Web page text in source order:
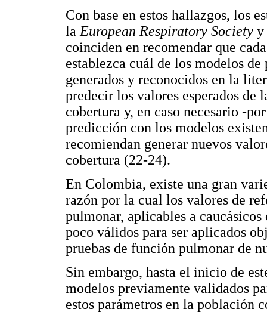
Con base en estos hallazgos, los
laEuropean Respiratory Society
coinciden en recomendar que
establezca cuál de los modelos
generados y reconocidos en la
predecir los valores esperados
cobertura y, en caso necesario -
predicción con los modelos
recomiendan generar nuevos
cobertura (22-24).
En Colombia, existe una gran
razón por la cual los valores de
pulmonar, aplicables a caucásicos
poco válidos para ser aplicados
pruebas de función pulmonar de
Sin embargo, hasta el inicio de
modelos previamente validados
estos parámetros en la población